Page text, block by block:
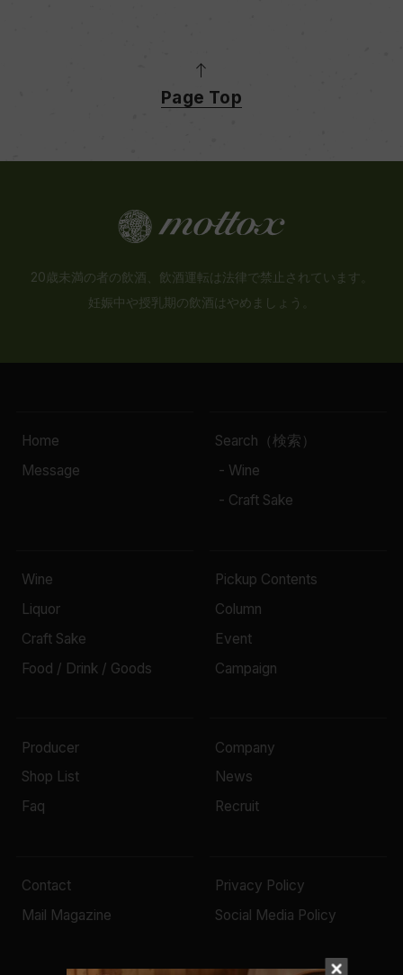
Page Top
20歳未満の者の飲酒、飲酒運転は法律で禁止されています。
妊娠中や授乳期の飲酒はやめましょう。
Home
Message
Search（検索）
- Wine
- Craft Sake
Wine
Liquor
Craft Sake
Food / Drink / Goods
Pickup Contents
Column
Event
Campaign
Producer
Shop List
Faq
Company
News
Recruit
Contact
Mail Magazine
Privacy Policy
Social Media Policy